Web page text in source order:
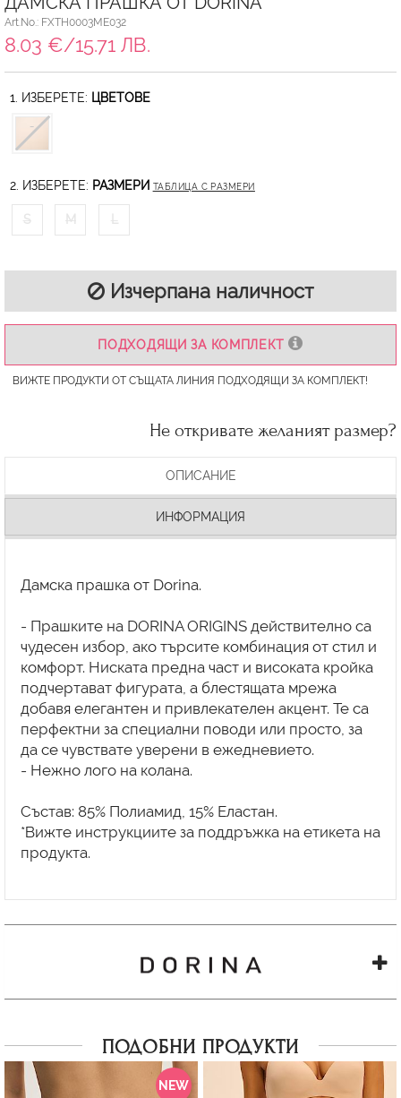
Art.No.: FXTH0003ME032
8.03 €/15.71 ЛВ.
1. ИЗБЕРЕТЕ: ЦВЕТОВЕ
2. ИЗБЕРЕТЕ: РАЗМЕРИ ТАБЛИЦА С РАЗМЕРИ
S M L
Изчерпана наличност
ПОДХОДЯЩИ ЗА КОМПЛЕКТ
ВИЖТЕ ПРОДУКТИ ОТ СЪЩАТА ЛИНИЯ ПОДХОДЯЩИ ЗА КОМПЛЕКТ!
Не откривате желаният размер?
ОПИСАНИЕ
ИНФОРМАЦИЯ
Дамска прашка от Dorina.
- Прашките на DORINA ORIGINS действително са
чудесен избор, ако търсите комбинация от стил и
комфорт. Ниската предна част и високата кройка
подчертават фигурата, а блестящата мрежа
добавя елегантен и привлекателен акцент. Те са
перфектни за специални поводи или просто, за
да се чувствате уверени в ежедневието.
- Нежно лого на колана.
Състав: 85% Полиамид, 15% Еластан.
*Вижте инструкциите за поддръжка на етикета на
продукта.
ПОДОБНИ ПРОДУКТИ
NEW